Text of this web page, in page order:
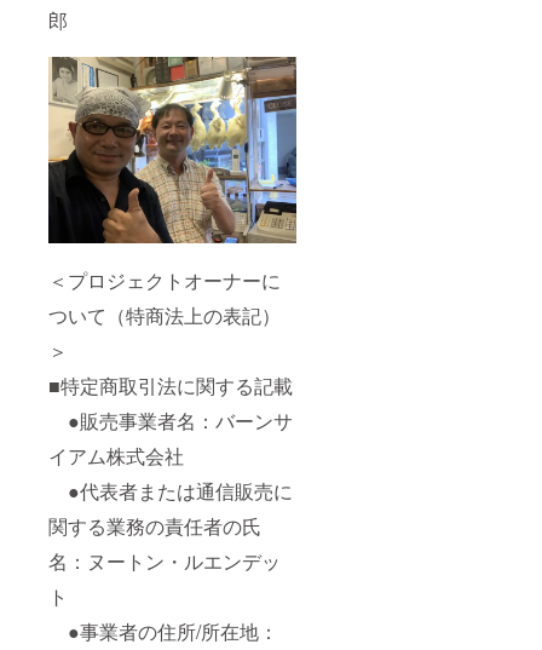
郎
＜プロジェクトオーナーに
ついて（特商法上の表記）
＞
■特定商取引法に関する記載
●販売事業者名：バーンサ
イアム株式会社
●代表者または通信販売に
関する業務の責任者の氏
名：ヌートン・ルエンデッ
ト
●事業者の住所/所在地：